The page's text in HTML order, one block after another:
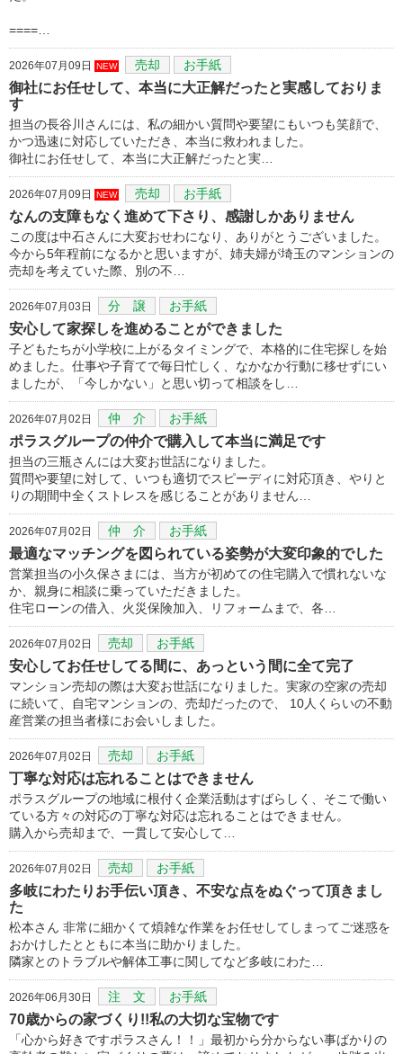
====…
2026年07月09日 NEW 売却 お手紙
御社にお任せして、本当に大正解だったと実感しておりま
す
担当の長谷川さんには、私の細かい質問や要望にもいつも笑顔で、
かつ迅速に対応していただき、本当に救われました。
御社にお任せして、本当に大正解だったと実…
2026年07月09日 NEW 売却 お手紙
なんの支障もなく進めて下さり、感謝しかありません
この度は中石さんに大変おせわになり、ありがとうございました。
今から5年程前になるかと思いますが、姉夫婦が埼玉のマンションの
売却を考えていた際、別の不…
2026年07月03日 分 譲 お手紙
安心して家探しを進めることができました
子どもたちが小学校に上がるタイミングで、本格的に住宅探しを始
めました。仕事や子育てで毎日忙しく、なかなか行動に移せずにい
ましたが、「今しかない」と思い切って相談をし…
2026年07月02日 仲 介 お手紙
ポラスグループの仲介で購入して本当に満足です
担当の三瓶さんには大変お世話になりました。
質問や要望に対して、いつも適切でスピーディに対応頂き、やりと
りの期間中全くストレスを感じることがありません…
2026年07月02日 仲 介 お手紙
最適なマッチングを図られている姿勢が大変印象的でした
営業担当の小久保さまには、当方が初めての住宅購入で慣れないな
か、親身に相談に乗っていただきました。
住宅ローンの借入、火災保険加入、リフォームまで、各…
2026年07月02日 売却 お手紙
安心してお任せしてる間に、あっという間に全て完了
マンション売却の際は大変お世話になりました。実家の空家の売却
に続いて、自宅マンションの、売却だったので、 10人くらいの不動
産営業の担当者様にお会いしました。
2026年07月02日 売却 お手紙
丁寧な対応は忘れることはできません
ポラスグループの地域に根付く企業活動はすばらしく、そこで働い
ている方々の対応の丁寧な対応は忘れることはできません。
購入から売却まで、一貫して安心して…
2026年07月02日 売却 お手紙
多岐にわたりお手伝い頂き、不安な点をぬぐって頂きまし
た
松本さん 非常に細かくて煩雑な作業をお任せしてしまってご迷惑を
おかけしたとともに本当に助かりました。
隣家とのトラブルや解体工事に関してなど多岐にわた…
2026年06月30日 注 文 お手紙
70歳からの家づくり!!私の大切な宝物です
「心から好きですポラスさん！！」最初から分からない事ばかりの